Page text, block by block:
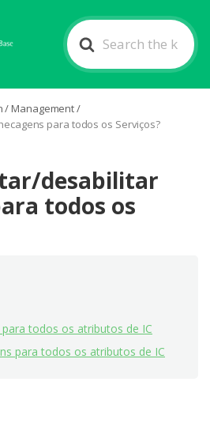
Search
For
/ Management/
para todos os Serviços?
desabilitar
todos os
todos os atributos de IC
para todos os atributos de IC